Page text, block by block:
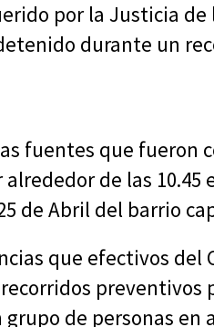
por la Justicia
durante un
fuentes que fueron
de las
de Abril del barrio
que efectivos
de personas en